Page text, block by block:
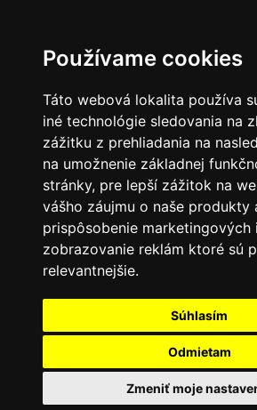
Používame cookies
Táto webová lokalita používa
iné technológie sledovania na
zážitku z prehliadania na
na umožnenie základnej
stránky, pre lepší zážitok na
vášho záujmu o naše produkty
prispôsobenie marketingových
zobrazovanie reklám ktoré sú
relevantnejšie.
Súhlasím
Odmietam
Zmeniť moje